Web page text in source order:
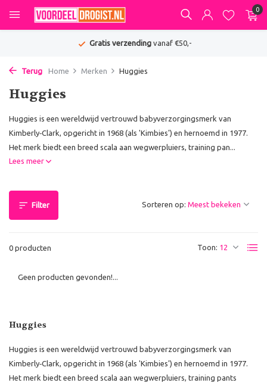
0
Gratis verzendingvanaf €50,-
Terug Home Merken Huggies
Huggies
Huggies is een wereldwijd vertrouwd babyverzorgingsmerk van
Kimberly‑Clark, opgericht in 1968 (als 'Kimbies') en hernoemd in 1977.
Het merk biedt een breed scala aan wegwerpluiers, training pan...
Lees meer
Filter
0 producten Toon:
Sorteren op:
Geen producten gevonden!...
Huggies
Huggies is een wereldwijd vertrouwd babyverzorgingsmerk van
Kimberly‑Clark, opgericht in 1968 (als 'Kimbies') en hernoemd in 1977.
Het merk biedt een breed scala aan wegwerpluiers, training pants